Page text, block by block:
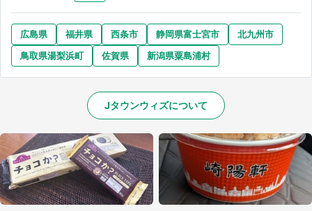
広島県 福井県 西条市 静岡県富士宮市
北九州市
鳥取県湯梨浜町
佐賀県 新潟県粟島浦村
Jタウンウィズについて